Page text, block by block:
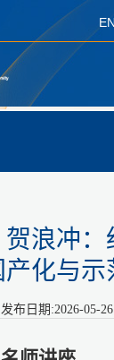
贺浪冲
化与示
发布日期:2026-05-